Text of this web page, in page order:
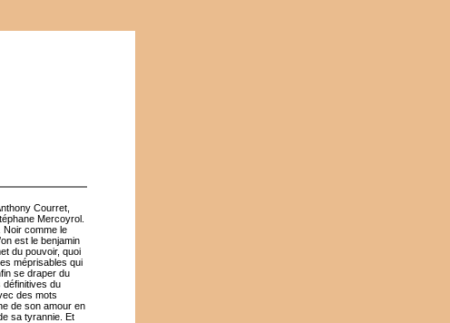
Courret,
Mercoyrol.
Noir comme le
est le benjamin
du pouvoir, quoi
méprisables qui
se draper du
définitives du
des mots
de son amour en
sa tyrannie. Et